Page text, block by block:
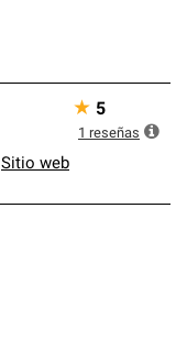
Sitio web
★ 5
1 reseñas